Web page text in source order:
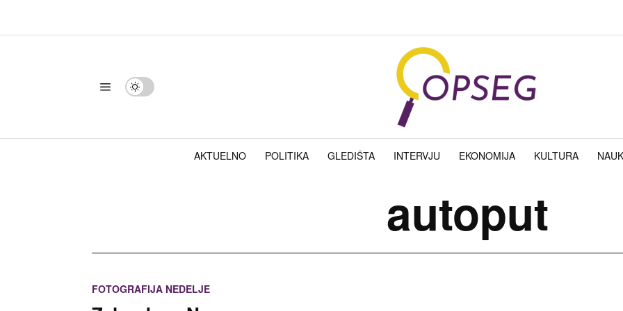
AKTUELNO POLITIKA GLEDIŠTA INTERVJU EKONOMIJA KULTURA
autoput
FOTOGRAFIJA NEDELJE